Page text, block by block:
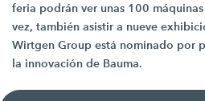
feria podrán ver unas 100
vez, también asistir a nueve
Wirtgen Group está nominado por
la innovación de Bauma.